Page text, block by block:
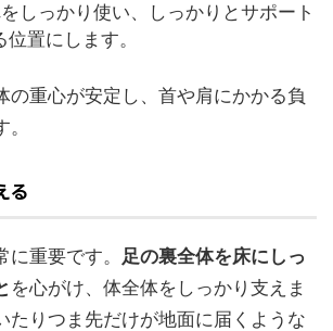
しっかり使い、しっかりとサポート
置にします。
の重心が安定し、首や肩にかかる負
る
重要です。 足の裏全体を床にしっ
を心がけ、体全体をしっかり支えま
たりつま先だけが地面に届くような